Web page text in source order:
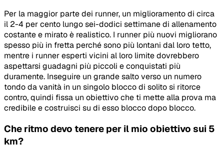
Per la maggior parte dei runner, un miglioramento di circa
il 2-4 per cento lungo sei-dodici settimane di allenamento
costante e mirato è realistico. I runner più nuovi migliorano
spesso più in fretta perché sono più lontani dal loro tetto,
mentre i runner esperti vicini al loro limite dovrebbero
aspettarsi guadagni più piccoli e conquistati più
duramente. Inseguire un grande salto verso un numero
tondo da vanità in un singolo blocco di solito si ritorce
contro, quindi fissa un obiettivo che ti mette alla prova ma
credibile e costruisci su di esso blocco dopo blocco.
Che ritmo devo tenere per il mio obiettivo sui 5
km?